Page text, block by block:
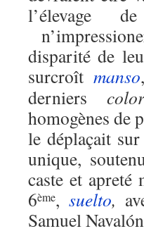
l’élevage
disparité de
surcroît manso
derniers
homogènes de
le déplaçait
unique,
caste et
6ème, suelto,
Samuel